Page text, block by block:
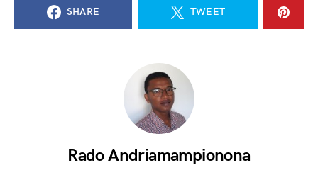
SHARE TWEET
Rado Andriamampionona